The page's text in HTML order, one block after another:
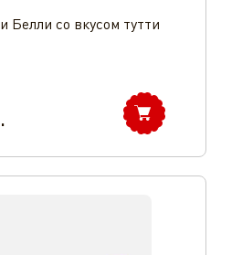
со вкусом тутти